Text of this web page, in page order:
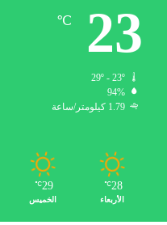
23
℃
94%
1.79 كيلومتر/ساعة
28
℃
الأربعاء
29
℃
الخميس